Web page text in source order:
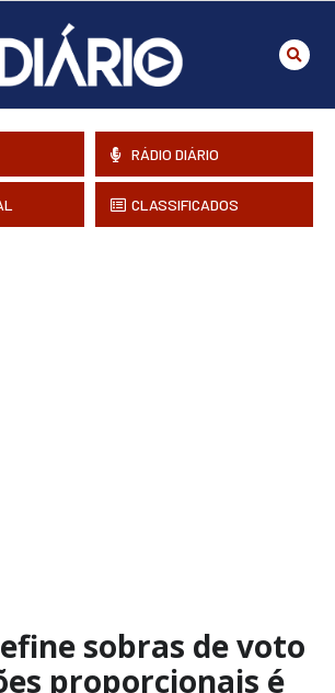
RÁDIO DIÁRIO
CLASSIFICADOS
sobras de voto
proporcionais é